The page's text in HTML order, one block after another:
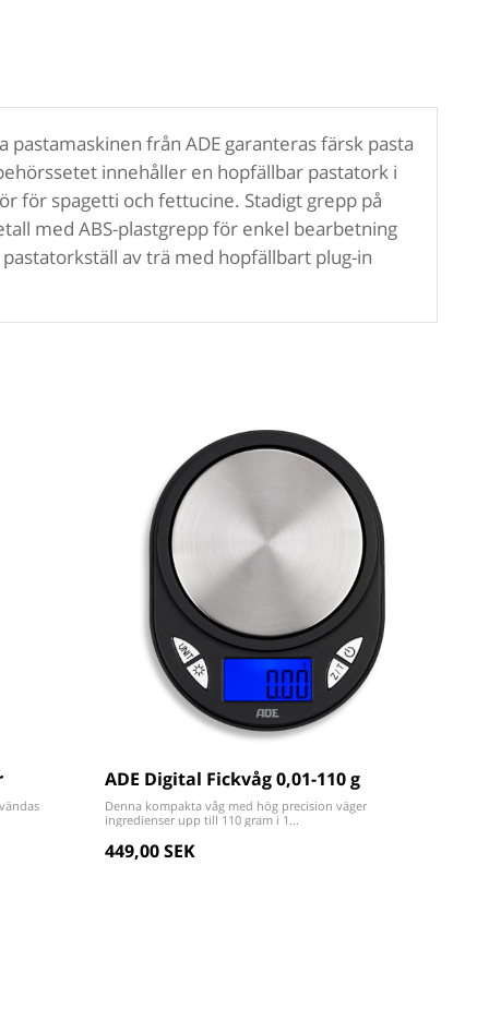
från ADE garanteras färsk pasta
innehåller en hopfällbar pastatork i
för spagetti och fettucine. Stadigt grepp på
med ABS-plastgrepp för enkel bearbetning
av trä med hopfällbart plug-in
ADE Digital Fickvåg 0,01-110 g
Denna kompakta våg med hög precision väger
ingredienser upp till 110 gram i 1...
449,00 SEK